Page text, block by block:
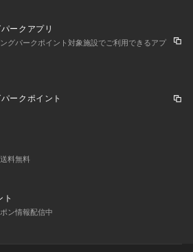
ークアプリ
グパークポイント対象施設でご利用できるアプ
ークポイント
料無料
ト
ン情報配信中